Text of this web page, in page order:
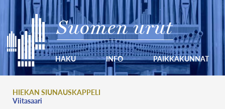
Suomen urut
HAKU INFO PAIKKAKUNNAT
HIEKAN SIUNAUSKAPPELI
Viitasaari